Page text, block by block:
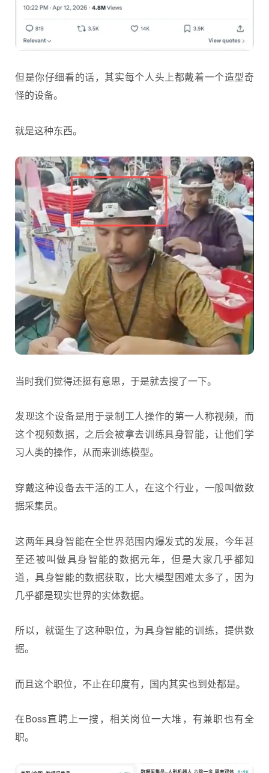
但是你仔细看的话，其实每个人头上都戴着一个造型奇
怪的设备。
就是这种东西。
当时我们觉得还挺有意思，于是就去搜了一下。
发现这个设备是用于录制工人操作的第一人称视频，而
这个视频数据，之后会被拿去训练具身智能，让他们学
习人类的操作，从而来训练模型。
穿戴这种设备去干活的工人，在这个行业，一般叫做数
据采集员。
这两年具身智能在全世界范围内爆发式的发展，今年甚
至还被叫做具身智能的数据元年，但是大家几乎都知
道，具身智能的数据获取，比大模型困难太多了，因为
几乎都是现实世界的实体数据。
所以，就诞生了这种职位，为具身智能的训练，提供数
据。
而且这个职位，不止在印度有，国内其实也到处都是。
在Boss直聘上一搜，相关岗位一大堆，有兼职也有全
职。